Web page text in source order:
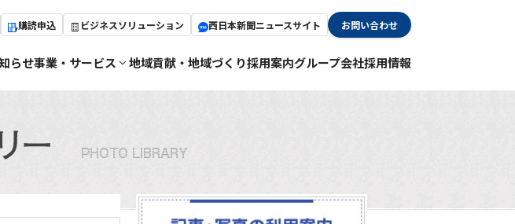
購読申込 ビジネスソリューション 西日本新聞ニュースサイト お問い合わせ
らせ事業・サービス 地域貢献・地域づくり採用案内グループ会社採用情報